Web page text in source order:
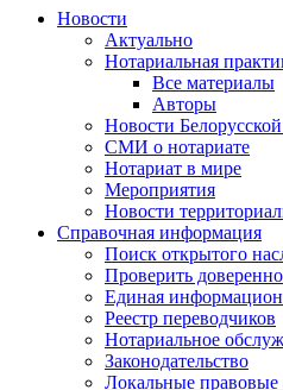
Новости
Актуально
Нотариальная
Все материалы
Авторы
Новости
СМИ о нотариате
Нотариат в мире
Мероприятия
Новости
Справочная информация
Поиск открытого
Проверить
Единая
Реестр переводчиков
Нотариальное
Законодательство
Локальные